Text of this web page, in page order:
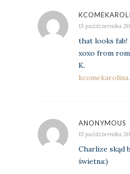
15 października
that looks fab!
xoxo from
K.
ANONYMOUS
15 października
Charlize skąd
świetna:)